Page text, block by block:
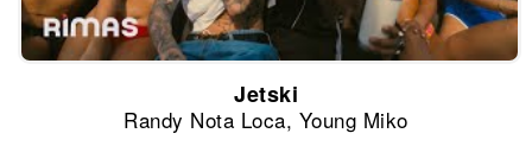
Jetski
Randy Nota Loca, Young Miko